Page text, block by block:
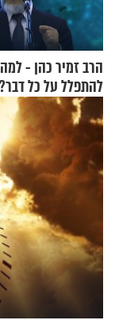
הרב זמיר כהן -
להתפלל על כל